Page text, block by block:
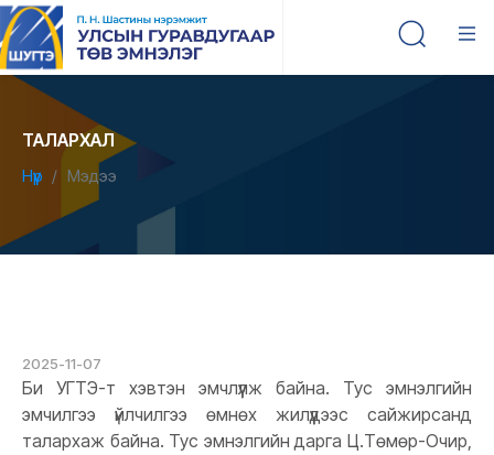
ТАЛАРХАЛ
Нүүр Мэдээ
2025-11-07
Би УГТЭ-т хэвтэн эмчлүүлж байна. Тус эмнэлгийн
эмчилгээ үйлчилгээ өмнөх жилүүдээс сайжирсанд
талархаж байна. Тус эмнэлгийн дарга Ц.Төмөр-Очир,